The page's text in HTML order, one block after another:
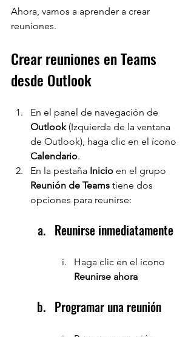
Ahora, vamos a aprender a crear
reuniones.
Crear reuniones en Teams
desde Outlook
En el panel de navegación de
Outlook (Izquierda de la ventana
de Outlook), haga clic en el ícono
Calendario.
En la pestaña Inicio en el grupo
Reunión de Teams tiene dos
opciones para reunirse:
Reunirse inmediatamente
Haga clic en el icono
Reunirse ahora
Programar una reunión